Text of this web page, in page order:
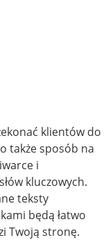
klientów do
także sposób na
i
kluczowych.
teksty
będą łatwo
Twoją stronę.